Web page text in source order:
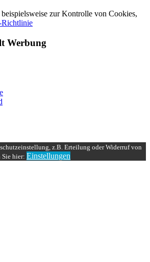
zur Kontrolle von Cookies,
Werbung
z.B. Erteilung oder Widerruf von
hier: Einstellungen